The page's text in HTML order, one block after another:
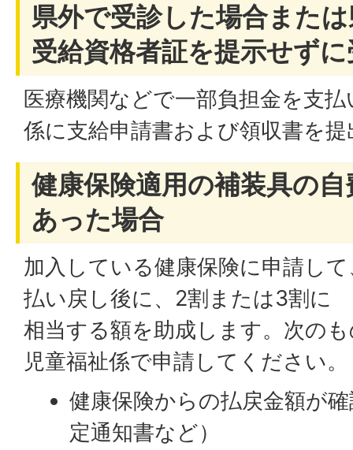
県外で受診した場合また
受給資格者証を提示せず
医療機関などで一部負担金を支
係に支給申請書および領収書を
健康保険適用の補装具の
あった場合
加入している健康保険に申請し
払い戻し後に、2割または3割に
相当する額を助成します。次の
児童福祉係で申請してください。
健康保険からの払戻金額が
定通知書など）